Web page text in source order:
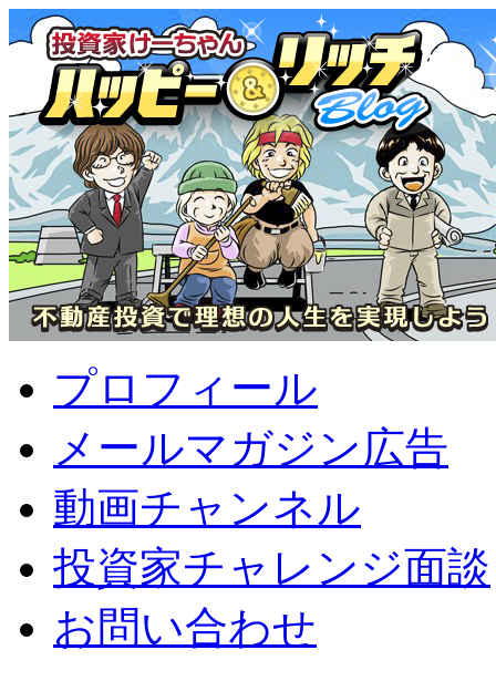
プロフィール
メールマガジン広告
動画チャンネル
投資家チャレンジ面談
お問い合わせ